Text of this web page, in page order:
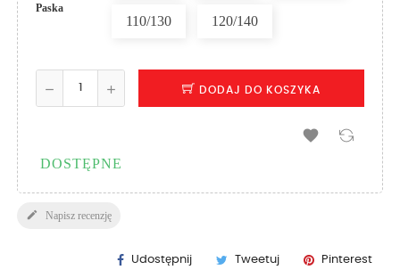
Paska
110/130 120/140
DODAJ DO KOSZYKA

DOSTĘPNE
 Napisz recenzję
Udostępnij Tweetuj Pinterest